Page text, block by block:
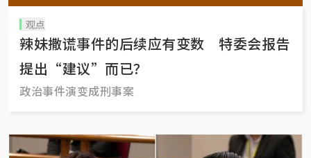
观点
辣妹撒谎事件的后续应有变数 特委会报告
提出“建议”而已？
政治事件演变成刑事案